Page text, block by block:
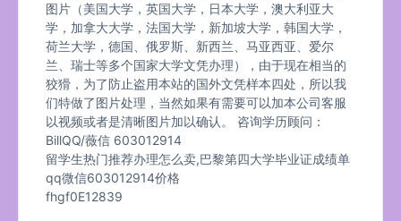
图片（美国大学，英国大学，日本大学，澳大利亚大
学，加拿大大学，法国大学，新加坡大学，韩国大学，
荷兰大学，德国、俄罗斯、新西兰、马亚西亚、爱尔
兰、瑞士等多个国家大学文凭办理），由于现在相当的
狡猾，为了防止盗用本站的国外文凭样本四处，所以我
们特做了图片处理，当然如果有需要可以加本公司客服
以视频或者是清晰图片加以确认。 咨询学历顾问：
BillQQ/薇信 603012914
留学生热门推荐办理怎么卖,巴黎第四大学毕业证成绩单
qq微信603012914价格
fhgf0E12839